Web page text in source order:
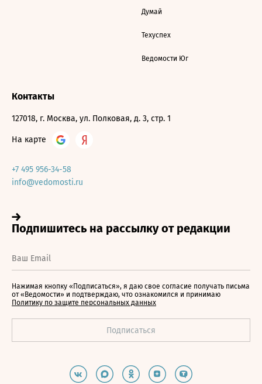
Думай
Техуспех
Ведомости Юг
Контакты
127018, г. Москва, ул. Полковая, д. 3, стр. 1
На карте
+7 495 956-34-58
info@vedomosti.ru
Нажимая кнопку «Подписаться», я даю свое согласие получать письма
от «Ведомости» и подтверждаю, что ознакомился и принимаю
Политику по защите персональных данных